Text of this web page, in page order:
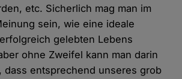
etc. Sicherlich mag man im
sein, wie eine ideale
gelebten Lebens
ohne Zweifel kann man darin
dass entsprechend unseres grob